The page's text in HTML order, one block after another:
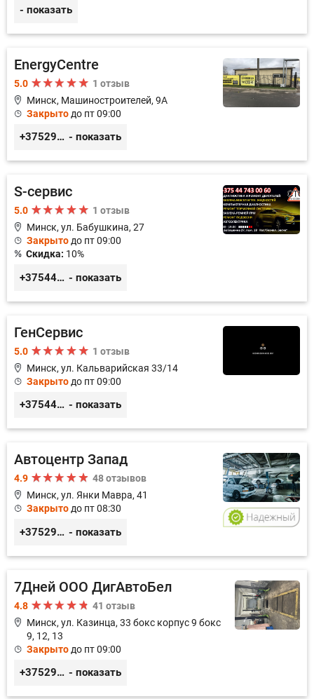
- показать
EnergyCentre
5.0
1 отзыв
Минск, Машиностроителей, 9A
Закрыто до пт 09:00
+375293857117 - показать
S-сервис
5.0
1 отзыв
Минск, ул. Бабушкина, 27
Закрыто до пт 09:00
Скидка: 10%
+375447430060 - показать
ГенСервис
5.0
1 отзыв
Минск, ул. Кальварийская 33/14
Закрыто до пт 09:00
+375444649592 - показать
Автоцентр Запад
4.9
48 отзывов
Минск, ул. Янки Мавра, 41
Закрытодо пт 08:30
+375299579797 - показать
7Дней ООО ДигАвтоБел
4.8
41 отзыв
Минск, ул. Казинца, 33 бокс корпус 9 бокс
9, 12, 13
Закрыто до пт 09:00
+375296518100 - показать